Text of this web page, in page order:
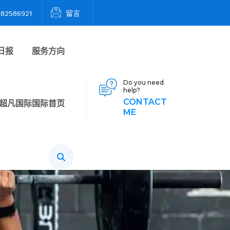
留言
报 服务方向
凡国际国际首页
Do you need
help?
CONTACT
ME